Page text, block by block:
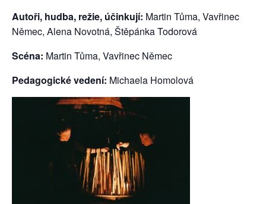
Autoři, hudba, režie, účinkují: Martin Tůma, Vavřinec
Němec, Alena Novotná, Štěpánka Todorová
Scéna: Martin Tůma, Vavřinec Němec
Pedagogické vedení: Michaela Homolová